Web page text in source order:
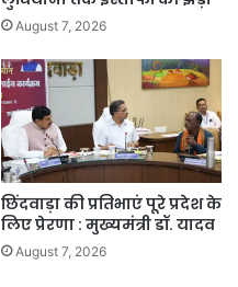
August 7, 2026
छिंदवाड़ा की प्रतिभाएं पूरे प्रदेश के
लिए प्रेरणा : मुख्यमंत्री डॉ. यादव
August 7, 2026